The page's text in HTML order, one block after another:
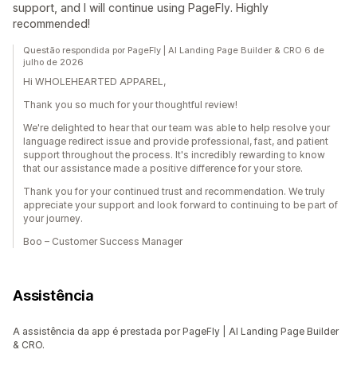
support, and I will continue using PageFly. Highly
recommended!
Questão respondida por PageFly | AI Landing Page Builder & CRO 6 de
julho de 2026
Hi WHOLEHEARTED APPAREL,
Thank you so much for your thoughtful review!
We're delighted to hear that our team was able to help resolve your
language redirect issue and provide professional, fast, and patient
support throughout the process. It's incredibly rewarding to know
that our assistance made a positive difference for your store.
Thank you for your continued trust and recommendation. We truly
appreciate your support and look forward to continuing to be part of
your journey.
Boo – Customer Success Manager
Assistência
A assistência da app é prestada por PageFly | AI Landing Page Builder
& CRO.